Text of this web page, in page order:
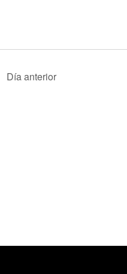
Día anterior